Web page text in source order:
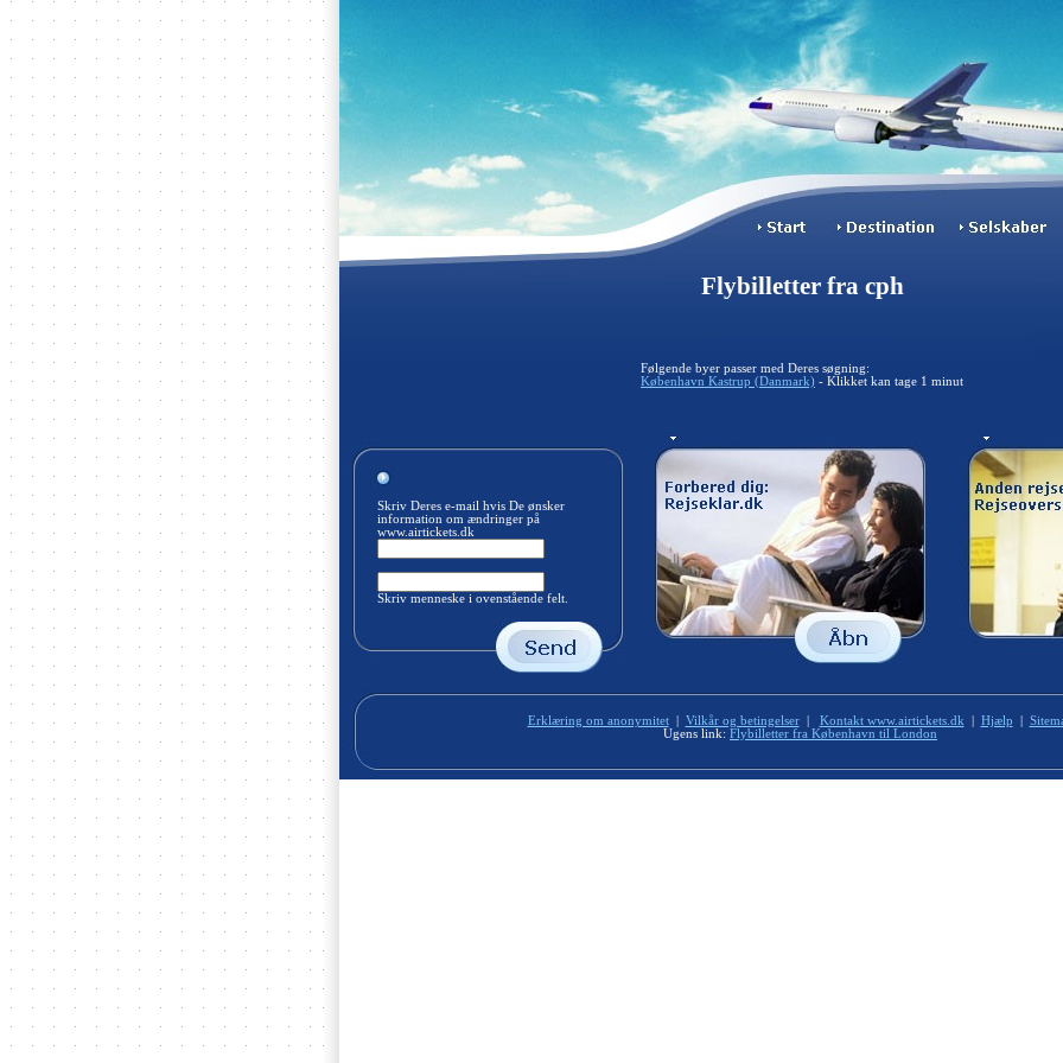
Flybilletter fra cph
Følgende byer passer med Deres søgning:
København Kastrup (Danmark) - Klikket kan tage 1 minut
Skriv Deres e-mail hvis De ønsker
information om ændringer på
www.airtickets.dk
Skriv menneske i ovenstående felt.
Erklæring om anonymitet| Vilkår og betingelser| Kontakt www.airtickets.dk Hjælp
Ugens link: Flybilletter fra København til London